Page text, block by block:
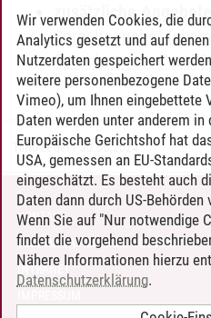
zusätzliche Angebote
Sprachangebot
Sprachangebot und
Timo Leder/30.06.2024
KONTAKT
LEUPHANA ALS ARBEITGEBER
INTRANET
Wir verwenden Cookies, die
Analytics gesetzt und auf
Nutzerdaten gespeichert
weitere personenbezogene
Vimeo), um Ihnen eingebettete
Daten werden unter anderem
Europäische Gerichtshof hat
USA, gemessen an EU-
eingeschätzt. Es besteht auch
Daten dann durch US-
Wenn Sie auf "Nur notwendige
findet die vorgehend
Nähere Informationen hierzu
Datenschutzerklärung.